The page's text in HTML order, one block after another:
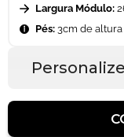
Largura Módulo:
Pés: 3cm de altura